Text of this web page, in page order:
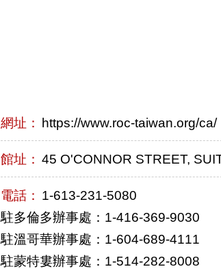
網址： https://www.roc-taiwan.org/ca/
館址： 45 O'CONNOR STREET,
電話： 1-613-231-5080
駐多倫多辦事處：1-416-369-9030
駐溫哥華辦事處：1-604-689-4111
駐蒙特婁辦事處：1-514-282-8008